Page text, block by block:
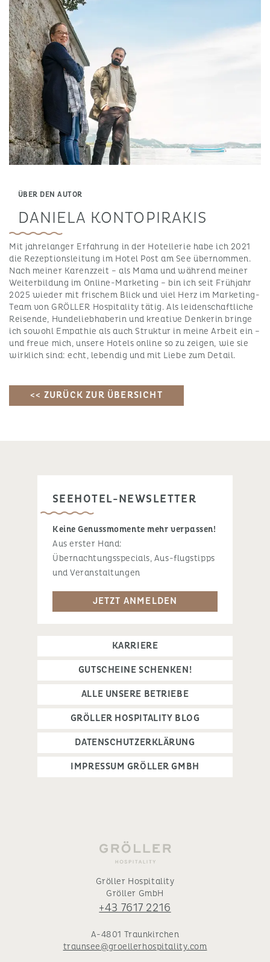
ÜBER DEN AUTOR
DANIELA KONTOPIRAKIS
Mit jahrelanger Erfahrung in der Hotellerie habe ich 2021
die Rezeptionsleitung im Hotel Post am See übernommen.
Nach meiner Karenzzeit – als Mama und während meiner
Weiterbildung im Online-Marketing – bin ich seit Frühjahr
2025 wieder mit frischem Blick und viel Herz im Marketing-
Team von GRÖLLER Hospitality tätig. Als leidenschaftliche
Reisende, Hundeliebhaberin und kreative Denkerin bringe
ich sowohl Empathie als auch Struktur in meine Arbeit ein –
und freue mich, unsere Hotels online so zu zeigen, wie sie
wirklich sind: echt, lebendig und mit Liebe zum Detail.
<< ZURÜCK ZUR ÜBERSICHT
SEEHOTEL-NEWSLETTER
Keine Genussmomente mehr verpassen!
Aus erster Hand:
Übernachtungsspecials, Aus-flugstipps
und Veranstaltungen
JETZT ANMELDEN
KARRIERE
GUTSCHEINE SCHENKEN!
ALLE UNSERE BETRIEBE
GRÖLLER HOSPITALITY BLOG
DATENSCHUTZERKLÄRUNG
IMPRESSUM GRÖLLER GMBH
Gröller Hospitality
Gröller GmbH
+43 7617 2216
A-4801 Traunkirchen
traunsee@groellerhospitality.com